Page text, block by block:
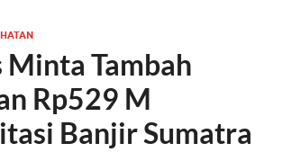
Minta Tambah
Rp529 M
Banjir Sumatra